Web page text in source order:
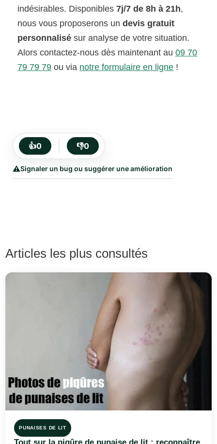
indésirables. Disponibles7j/7 de 8h à 21h,
nous vous proposerons undevis gratuit
personnalisé sur analyse de votre situation.
Alors contactez-nous dès maintenant au09 70
79 79 79 ou via notre formulaire en ligne !
👍0 👎0
⚠️Signaler un bug ou suggérer une amélioration
Articles les plus consultés
PUNAISES DE LIT